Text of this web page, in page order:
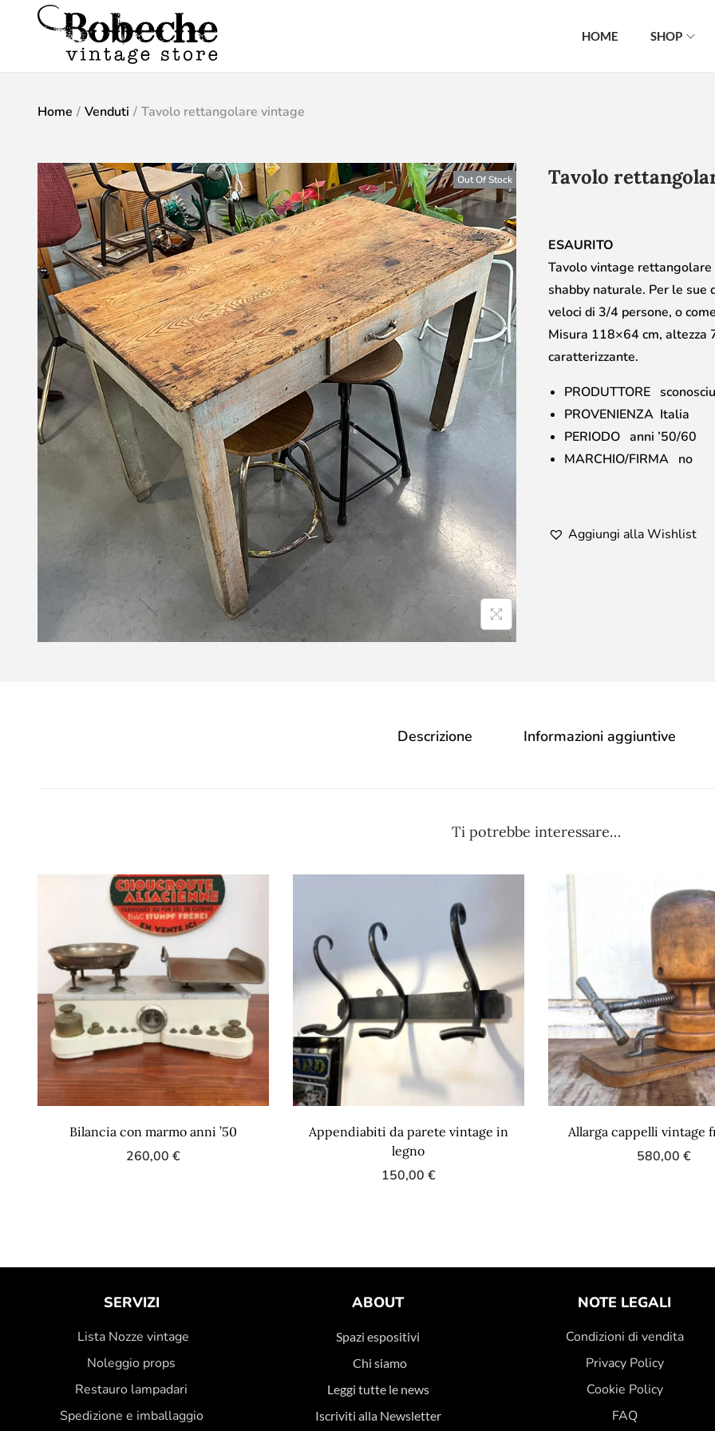
HOME SHOP
Home / Venduti / Tavolo rettangolare vintage
Out Of Stock Tavolo
ESAURITO
Tavolo vintage
shabby naturale. Per le sue
veloci di 3/4 persone, o
Misura 118×64 cm, altezza
caratterizzante.
PRODUTTORE
PROVENIENZA Italia
PERIODO anni ’50/60
MARCHIO/FIRMA no
Aggiungi alla Wishlist
Descrizione Informazioni aggiuntive
Ti potrebbe interessare…
Bilancia con marmo anni ’50
260,00 €
Appendiabiti da parete vintage in
legno
150,00 €
Allarga cappelli vintage
580,00 €
SERVIZI
Lista Nozze vintage
Noleggio props
Restauro lampadari
Spedizione e imballaggio
ABOUT
Spazi espositivi
Chi siamo
Leggi tutte le news
Iscriviti alla Newsletter
NOTE LEGALI
Condizioni di vendita
Privacy Policy
Cookie Policy
FAQ